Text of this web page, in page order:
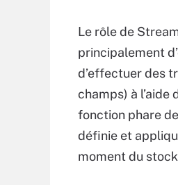
Le rôle de
principalement
d’effectuer des
champs) à l’aide
fonction phare
définie et
moment du